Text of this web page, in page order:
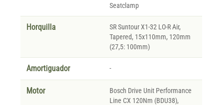
Seatclamp
Horquilla
SR Suntour X1-32 LO-R Air,
Tapered, 15x110mm, 120mm
(27,5: 100mm)
Amortiguador -
Motor
Bosch Drive Unit Performance
Line CX 120Nm (BDU38),